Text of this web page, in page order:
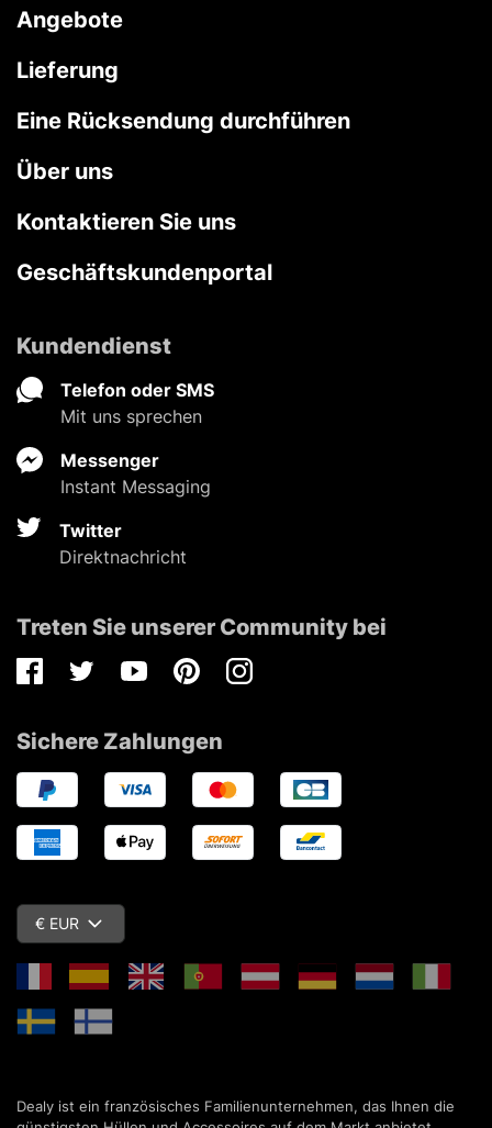
Angebote
Lieferung
Eine Rücksendung durchführen
Über uns
Kontaktieren Sie uns
Geschäftskundenportal
Kundendienst
Telefon oder SMS
Mit uns sprechen
Messenger
Instant Messaging
Twitter
Direktnachricht
Treten Sie unserer Community bei
FacebookTwitterYoutubePinterestInstagram
Sichere Zahlungen
€ EUR
Dealy ist ein französisches Familienunternehmen, das Ihnen die